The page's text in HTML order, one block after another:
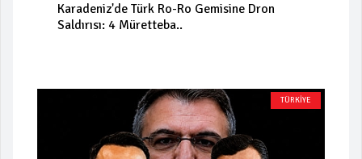
Karadeniz'de Türk Ro-Ro Gemisine Dron
Saldırısı: 4 Müretteba..
TÜRKİYE